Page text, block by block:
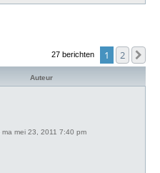
27 berichten 1 2
Auteur
ma mei 23, 2011 7:40 pm